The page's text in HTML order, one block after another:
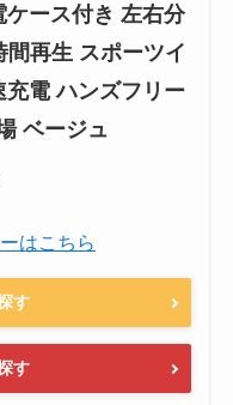
ース付き 左右分
再生 スポーツイ
電 ハンズフリー
ベージュ
はこちら
す
す